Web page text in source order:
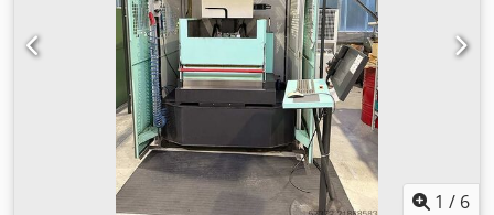
automático de hilo, sistemas hidráulicos, construcción
robusta. Panel de control, parada de emergencia,
monitorización por sensores. Recorrido del eje Z: 256 mm
Recorrido del eje X: 350 mm Peso aprox.: 2.580 kg Control:
CNC/PLC Dimensiones (LxAnxAl) aprox.: 2200 x 1650 x 2250
mm Recorrido del eje Y: 250 mm Año de fabricación: 2004
Estado: operativo Condiciones de pago: 100% prepago
antes de recogida Condiciones de entrega: desde
base/fundamento Bajo tensión: Sí
1 / 6